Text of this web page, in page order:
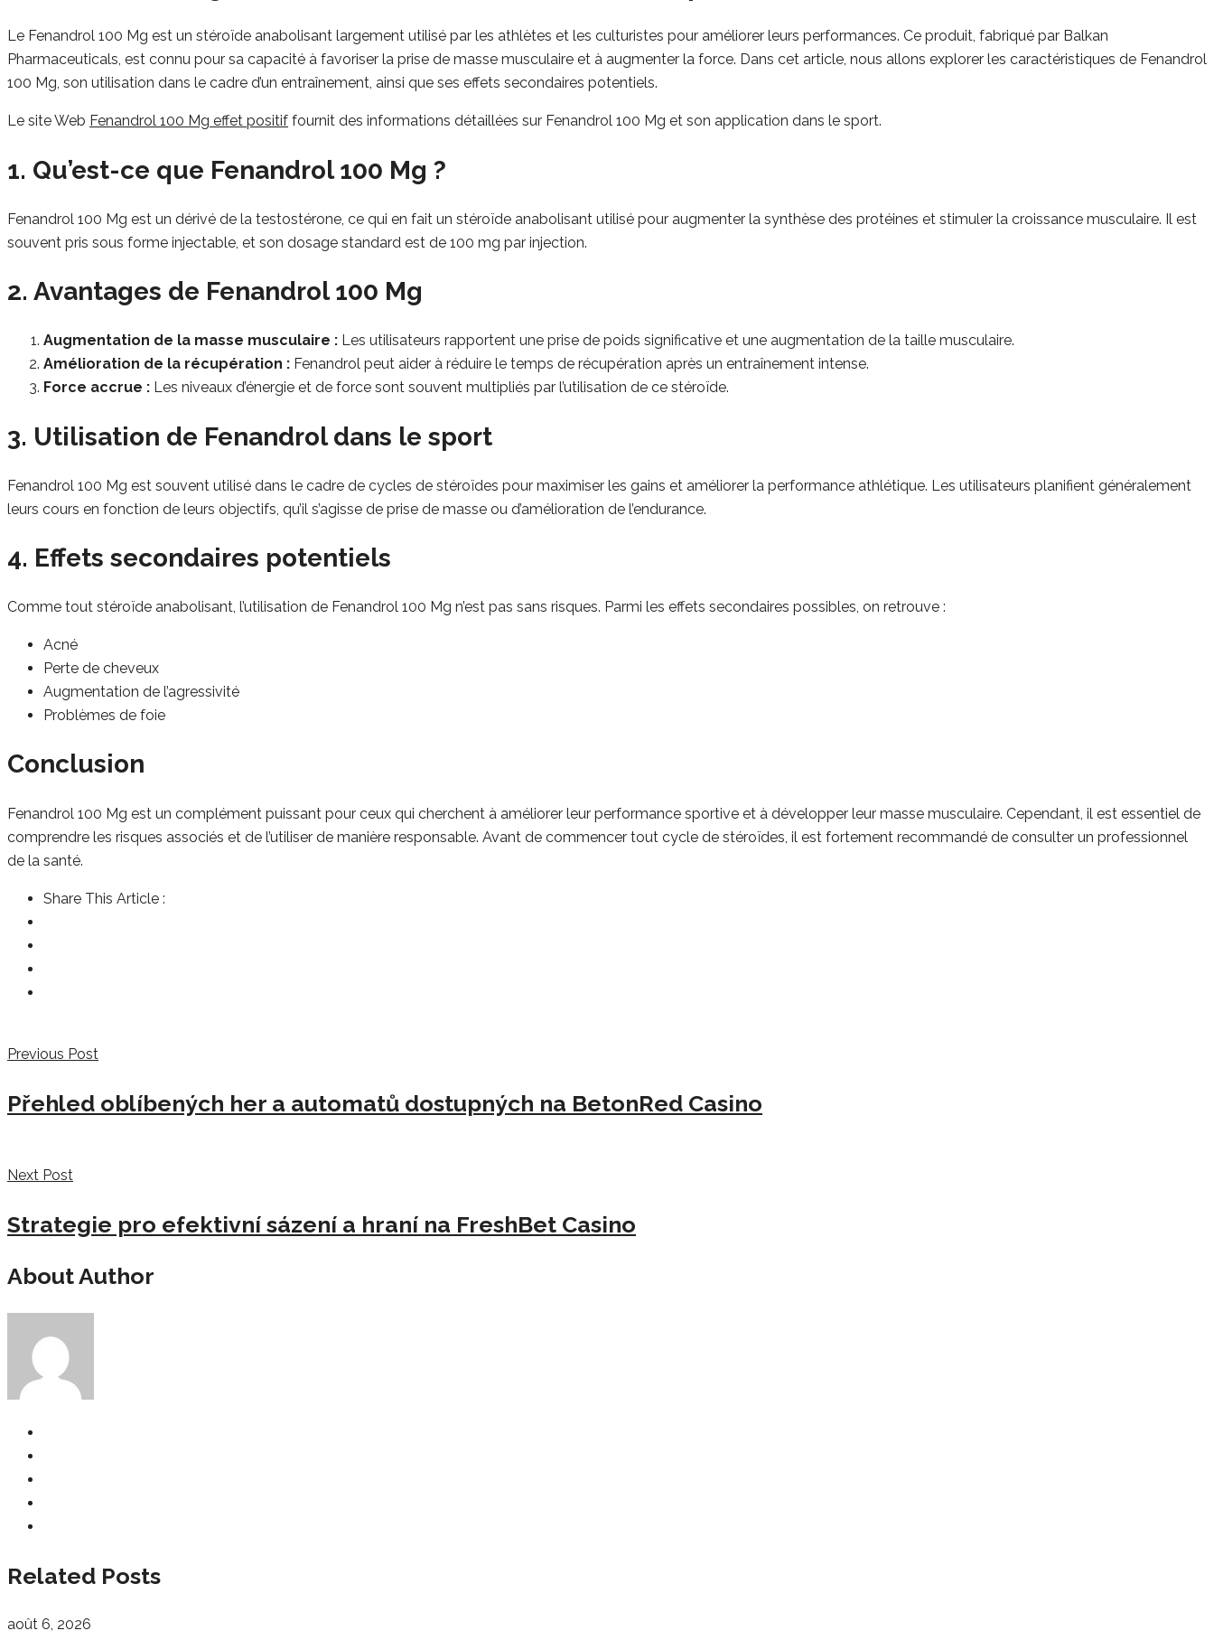
Le Fenandrol 100 Mg est un stéroïde anabolisant largement utilisé par les athlètes et les culturistes pour améliorer leurs performances. Ce produit, fabriqué par Balkan
Pharmaceuticals, est connu pour sa capacité à favoriser la prise de masse musculaire et à augmenter la force. Dans cet article, nous allons explorer les caractéristiques de Fenandrol
100 Mg, son utilisation dans le cadre d’un entraînement, ainsi que ses effets secondaires potentiels.
Le site Web Fenandrol 100 Mg effet positif fournit des informations détaillées sur Fenandrol 100 Mg et son application dans le sport.
1. Qu’est-ce que Fenandrol 100 Mg ?
Fenandrol 100 Mg est un dérivé de la testostérone, ce qui en fait un stéroïde anabolisant utilisé pour augmenter la synthèse des protéines et stimuler la croissance musculaire. Il est
souvent pris sous forme injectable, et son dosage standard est de 100 mg par injection.
2. Avantages de Fenandrol 100 Mg
Augmentation de la masse musculaire : Les utilisateurs rapportent une prise de poids significative et une augmentation de la taille musculaire.
Amélioration de la récupération : Fenandrol peut aider à réduire le temps de récupération après un entraînement intense.
Force accrue : Les niveaux d’énergie et de force sont souvent multipliés par l’utilisation de ce stéroïde.
3. Utilisation de Fenandrol dans le sport
Fenandrol 100 Mg est souvent utilisé dans le cadre de cycles de stéroïdes pour maximiser les gains et améliorer la performance athlétique. Les utilisateurs planifient généralement
leurs cours en fonction de leurs objectifs, qu’il s’agisse de prise de masse ou d’amélioration de l’endurance.
4. Effets secondaires potentiels
Comme tout stéroïde anabolisant, l’utilisation de Fenandrol 100 Mg n’est pas sans risques. Parmi les effets secondaires possibles, on retrouve :
Acné
Perte de cheveux
Augmentation de l’agressivité
Problèmes de foie
Conclusion
Fenandrol 100 Mg est un complément puissant pour ceux qui cherchent à améliorer leur performance sportive et à développer leur masse musculaire. Cependant, il est essentiel de
comprendre les risques associés et de l’utiliser de manière responsable. Avant de commencer tout cycle de stéroïdes, il est fortement recommandé de consulter un professionnel
de la santé.
Share This Article :
Previous Post
Přehled oblíbených her a automatů dostupných na BetonRed Casino
Next Post
Strategie pro efektivní sázení a hraní na FreshBet Casino
About Author
Related Posts
août 6, 2026